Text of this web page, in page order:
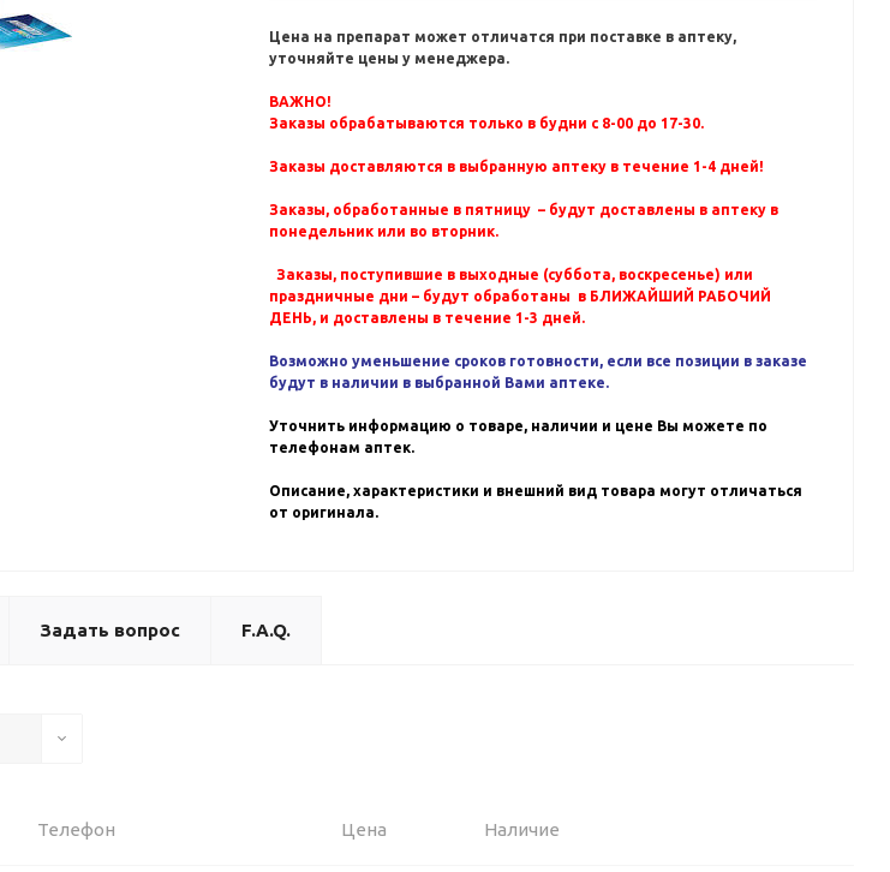
Цена на препарат может отличатся при поставке в аптеку,
уточняйте цены у менеджера.
ВАЖНО!
Заказы обрабатываются только в будни с 8-00 до 17-30.
Заказы доставляются в выбранную аптеку в течение 1-4 дней!
Заказы, обработанные в пятницу – будут доставлены в аптеку в
понедельник или во вторник.
Заказы, поступившие в выходные (суббота, воскресенье) или
праздничные дни – будут обработаны в БЛИЖАЙШИЙ РАБОЧИЙ
ДЕНЬ, и доставлены в течение 1-3 дней.
Возможно уменьшение сроков готовности, если все позиции в заказе
будут в наличии в выбранной Вами аптеке.
Уточнить информацию о товаре, наличии и цене Вы можете по
телефонам аптек.
Описание, характеристики и внешний вид товара могут отличаться
от оригинала.
Задать вопрос F.A.Q.
Телефон Цена Наличие